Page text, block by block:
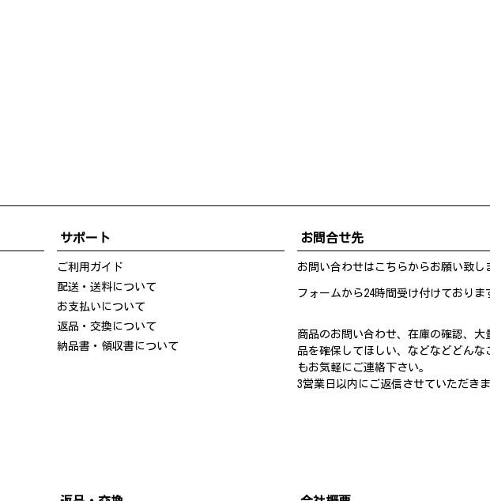
サポート
ご利用ガイド
配送・送料について
お支払いについて
返品・交換について
納品書・領収書について
お問合せ先
お問い合わせは こちらからお願い致し
フォームから24時間受け付けておりま
商品のお問い合わせ、在庫の確認、大
品を確保してほしい、などなどどんな
もお気軽にご連絡下さい。
3営業日以内にご返信させていただきま